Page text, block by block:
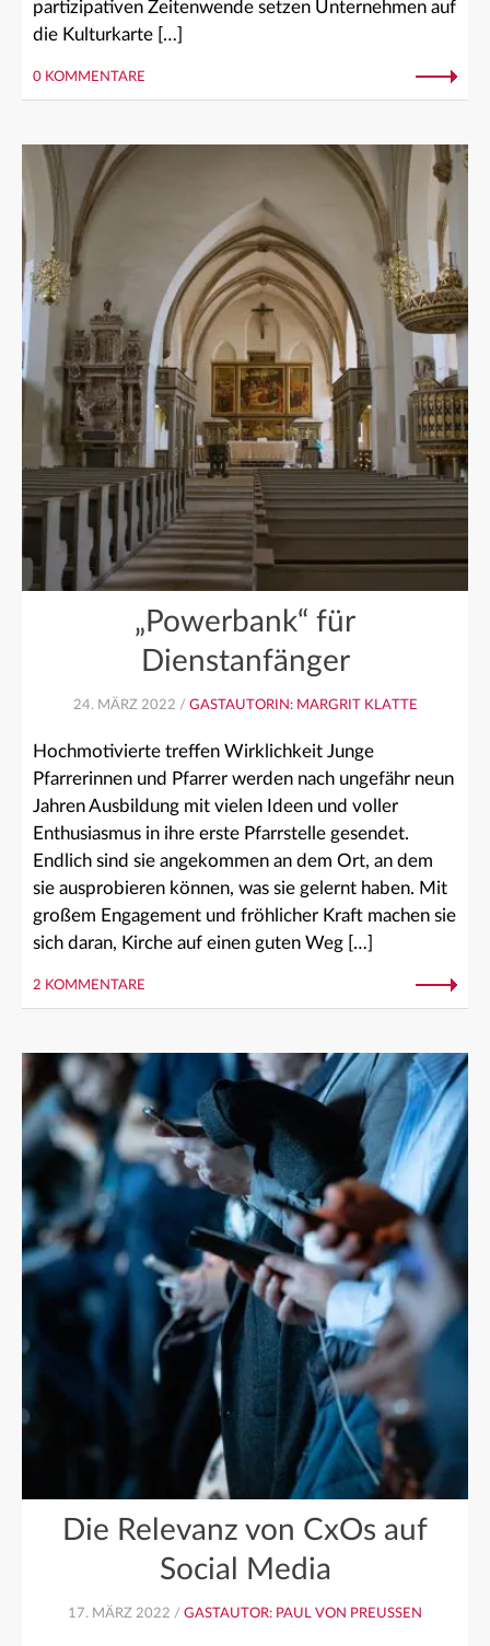
partizipativen Zeitenwende setzen Unternehmen auf
die Kulturkarte […]
0 KOMMENTARE
„Powerbank“ für
Dienstanfänger
24. MÄRZ 2022 / GASTAUTORIN: MARGRIT KLATTE
Hochmotivierte treffen Wirklichkeit Junge
Pfarrerinnen und Pfarrer werden nach ungefähr neun
Jahren Ausbildung mit vielen Ideen und voller
Enthusiasmus in ihre erste Pfarrstelle gesendet.
Endlich sind sie angekommen an dem Ort, an dem
sie ausprobieren können, was sie gelernt haben. Mit
großem Engagement und fröhlicher Kraft machen sie
sich daran, Kirche auf einen guten Weg […]
2 KOMMENTARE
Die Relevanz von CxOs auf
Social Media
17. MÄRZ 2022 / GASTAUTOR: PAUL VON PREUSSEN